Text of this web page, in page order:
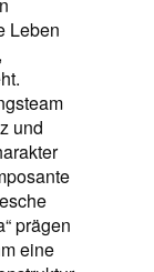
Leben
und
prägen
eine